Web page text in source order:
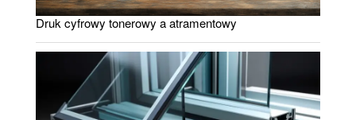
Druk cyfrowy tonerowy a atramentowy